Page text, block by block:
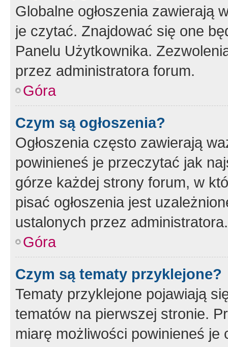
Globalne ogłoszenia zawierają
je czytać. Znajdować się one
Panelu Użytkownika.
przez administratora forum.
Góra
Czym są ogłoszenia?
Ogłoszenia często zawierają
powinieneś je przeczytać jak
górze każdej strony forum, w
pisać ogłoszenia jest
ustalonych przez administratora.
Góra
Czym są tematy przyklejone?
Tematy przyklejone pojawiają
tematów na pierwszej stronie.
miarę możliwości powinieneś je